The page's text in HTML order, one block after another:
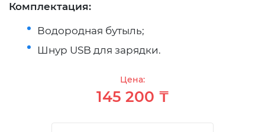
Комплектация:
Водородная бутыль;
Шнур USB для зарядки.
Цена:
145 200 ₸